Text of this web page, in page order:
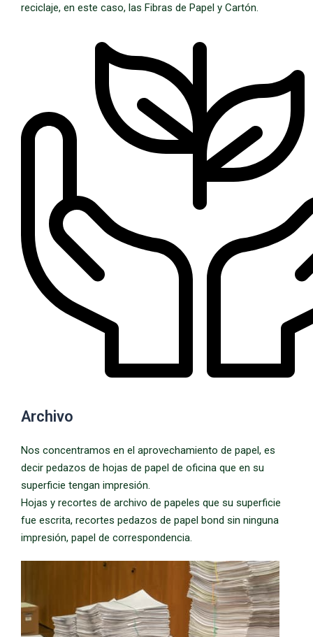
reciclaje, en este caso, las Fibras de Papel y Cartón.
Archivo
Nos concentramos en el aprovechamiento de papel, es
decir pedazos de hojas de papel de oficina que en su
superficie tengan impresión.
Hojas y recortes de archivo de papeles que su superficie
fue escrita, recortes pedazos de papel bond sin ninguna
impresión, papel de correspondencia.